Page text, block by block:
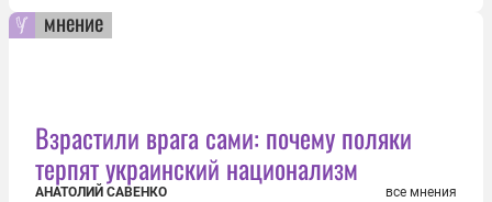
мнение
Взрастили врага сами: почему поляки
терпят украинский национализм
АНАТОЛИЙ САВЕНКО все мнения